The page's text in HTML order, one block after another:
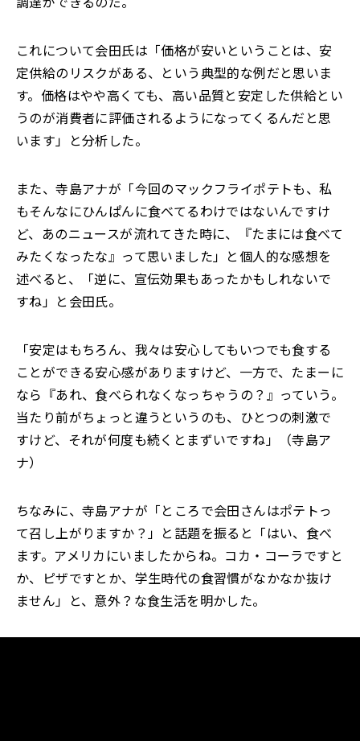
これについて会田氏は「価格が安いということは、安
定供給のリスクがある、という典型的な例だと思いま
す。価格はやや高くても、高い品質と安定した供給とい
うのが消費者に評価されるようになってくるんだと思
います」と分析した。
また、寺島アナが「今回のマックフライポテトも、私
もそんなにひんぱんに食べてるわけではないんですけ
ど、あのニュースが流れてきた時に、『たまには食べて
みたくなったな』って思いました」と個人的な感想を
述べると、「逆に、宣伝効果もあったかもしれないで
すね」と会田氏。
「安定はもちろん、我々は安心してもいつでも食する
ことができる安心感がありますけど、一方で、たまーに
なら『あれ、食べられなくなっちゃうの？』っていう。
当たり前がちょっと違うというのも、ひとつの刺激で
すけど、それが何度も続くとまずいですね」（寺島ア
ナ）
ちなみに、寺島アナが「ところで会田さんはポテトっ
て召し上がりますか？」と話題を振ると「はい、食べ
ます。アメリカにいましたからね。コカ・コーラですと
か、ピザですとか、学生時代の食習慣がなかなか抜け
ません」と、意外？な食生活を明かした。